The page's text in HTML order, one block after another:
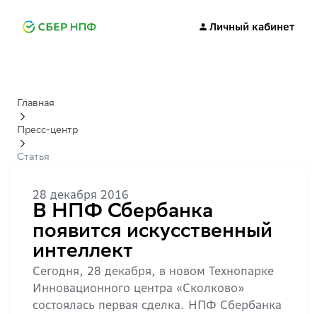
Личный кабинет
Главная
Пресс-центр
Статья
28 декабря 2016
В НПФ Сбербанка
появится искусственный
интеллект
Сегодня, 28 декабря, в новом Технопарке
Инновационного центра «Сколково»
состоялась первая сделка. НПФ Сбербанка